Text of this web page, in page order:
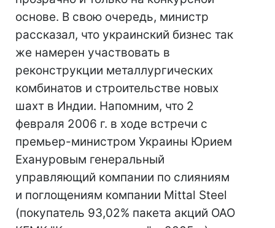
основе. В свою очередь, министр
рассказал, что украинский бизнес так
же намерен участвовать в
реконструкции металлургических
комбинатов и строительстве новых
шахт в Индии. Напомним, что 2
февраля 2006 г. в ходе встречи с
премьер-министром Украины Юрием
Ехануровым генеральный
управляющий компании по слияниям
и поглощениям компании Mittal Steel
(покупатель 93,02% пакета акций ОАО